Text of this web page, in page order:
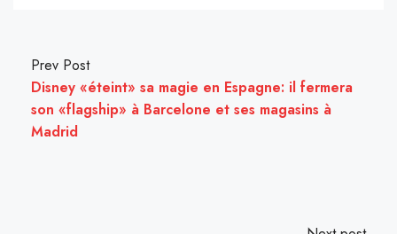
Prev Post
Disney «éteint» sa magie en Espagne: il fermera
son «flagship» à Barcelone et ses magasins à
Madrid